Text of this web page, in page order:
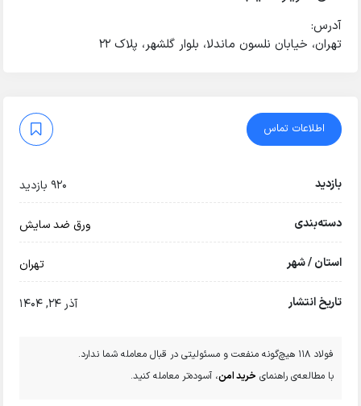
آدرس:
تهران، خیابان نلسون ماندلا، بلوار گلشهر، پلاک 22
اطلاعات تماس
بازدید 920 بازدید
دسته‌بندی ورق ضد سایش
استان / شهر تهران
تاریخ انتشار آذر 24, 1404
فولاد 118 هیچ‌گونه منفعت و مسئولیتی در قبال معامله شما ندارد.
با مطالعه‌ی راهنمای خرید امن، آسوده‌تر معامله کنید.